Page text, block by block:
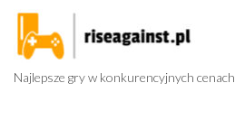
Przejdź
treści
Najlepsze gry w konkurencyjnych cenach